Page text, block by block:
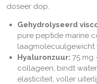
doseer dop.
Gehydrolyseerd
pure peptide marine
laagmolecuulgewicht
Hyaluronzuur: 75 mg
collageen, bindt
elasticiteit, voller